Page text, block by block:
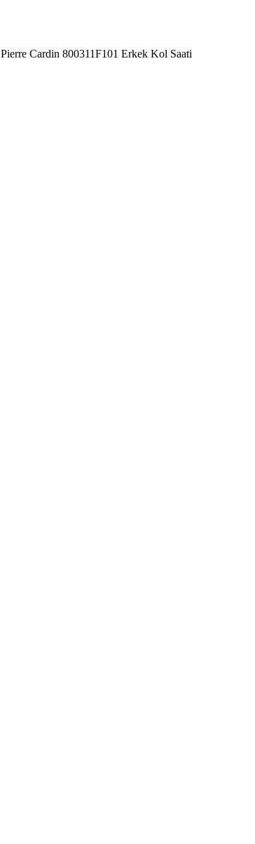
Pierre Cardin 800311F101 Erkek Kol Saati